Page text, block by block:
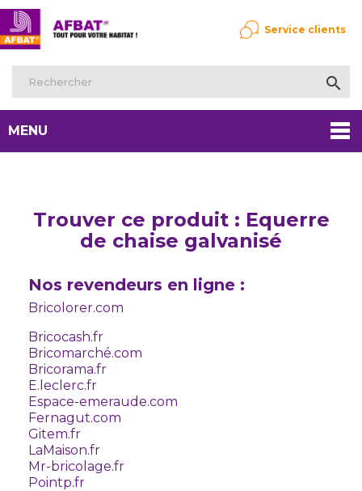

Service clients
MENU
Trouver ce produit : Equerre
de chaise galvanisé
Nos revendeurs en ligne :
Bricolorer.com
Bricocash.fr
Bricomarché.com
Bricorama.fr
E.leclerc.fr
Espace-emeraude.com
Fernagut.com
Gitem.fr
LaMaison.fr
Mr-bricolage.fr
Pointp.fr